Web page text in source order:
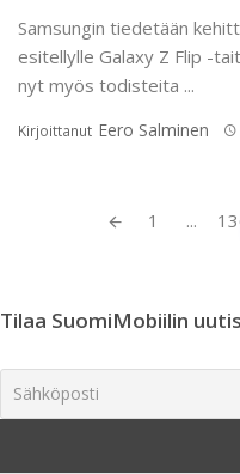
Samsungin tiedetään
esitellylle Galaxy Z Flip -
nyt myös todisteita ...
Kirjoittanut Eero Salminen
Artikkeleiden
1 ...
Tilaa SuomiMobiilin